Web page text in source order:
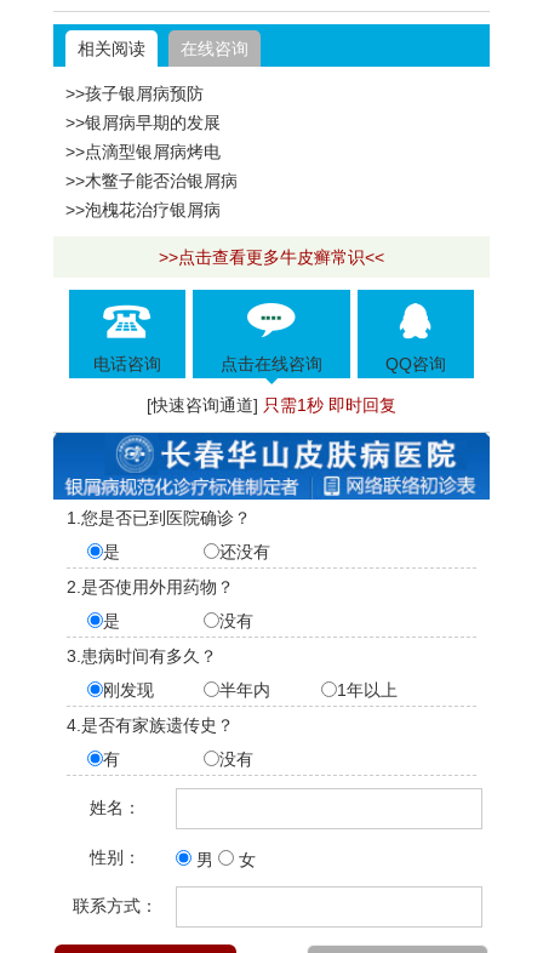
相关阅读 在线咨询
>>孩子银屑病预防
>>银屑病早期的发展
>>点滴型银屑病烤电
>>木鳖子能否治银屑病
>>泡槐花治疗银屑病
>>点击查看更多牛皮癣常识<<
电话咨询 点击在线咨询 QQ咨询
[快速咨询通道] 只需1秒 即时回复
1.您是否已到医院确诊？
是
还没有
2.是否使用外用药物？
是
没有
3.患病时间有多久？
刚发现
半年内
1年以上
4.是否有家族遗传史？
有
没有
姓名：
性别： 男 女
联系方式：